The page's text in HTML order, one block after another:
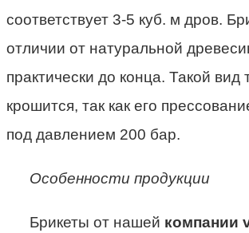
соответствует 3-5 куб. м дров.
отличии от натуральной
практически до конца. Такой вид
крошится, так как его
под давлением 200 бар.
Особенности продукции
Брикеты от нашей компании